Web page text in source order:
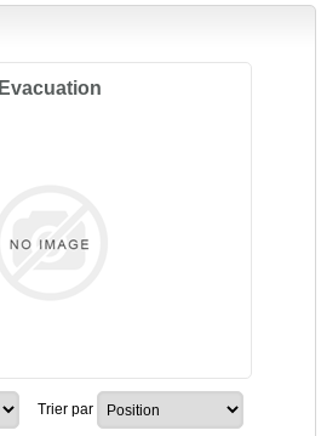
Evacuation
Trier par